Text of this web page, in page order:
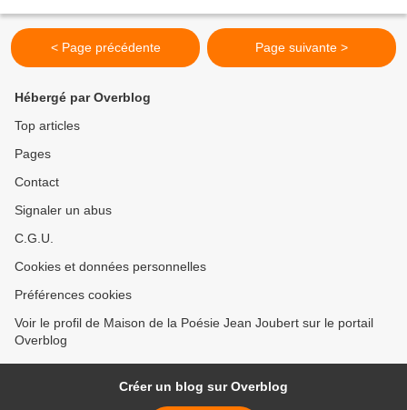
< Page précédente Page suivante >
Hébergé par Overblog
Top articles
Pages
Contact
Signaler un abus
C.G.U.
Cookies et données personnelles
Préférences cookies
Voir le profil de Maison de la Poésie Jean Joubert sur le portail
Overblog
Créer un blog sur Overblog